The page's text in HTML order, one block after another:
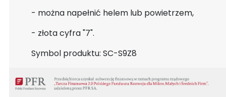
- można napełnić helem lub powietrzem,
- złota cyfra "7".
Symbol produktu: SC-S9Z8